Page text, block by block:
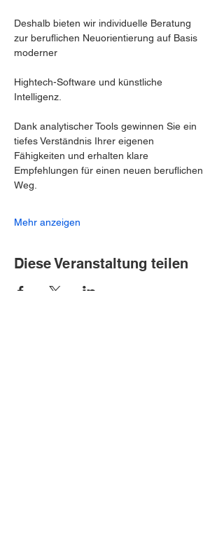
Deshalb bieten wir individuelle Beratung
zur beruflichen Neuorientierung auf Basis
moderner
Hightech-Software und künstliche
Intelligenz.
Dank analytischer Tools gewinnen Sie ein
tiefes Verständnis Ihrer eigenen
Fähigkeiten und erhalten klare
Empfehlungen für einen neuen beruflichen
Weg.
Mehr anzeigen
Diese Veranstaltung teilen